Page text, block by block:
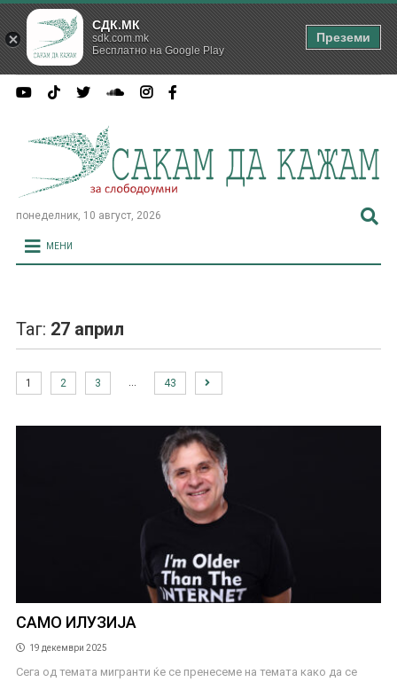
понеделник, 10 август, 2026
МЕНИ
Таг: 27 април
1 2 3 43
САМО ИЛУЗИЈА
19 декември 2025
Сега од темата мигранти ќе се пренесеме на темата како да се
СДК.МК
sdk.com.mk
Бесплатно на Google Play
Преземи